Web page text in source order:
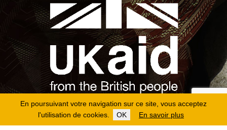
En poursuivant votre navigation sur ce site, vous acceptez
l'utilisation de cookies.
OK En savoir plus